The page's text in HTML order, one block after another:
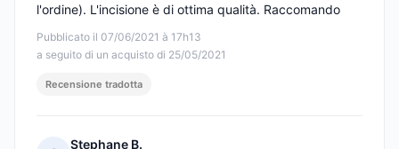
Pubblicato il 07/06/2021 à 17h13
a seguito di un acquisto di 25/05/2021
l'ordine). L'incisione è di ottima qualità. Raccomando
Recensione tradotta
Stephane B.